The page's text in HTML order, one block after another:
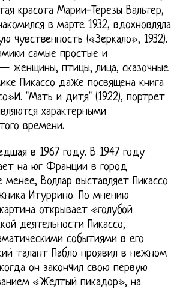
красота Марии-Терезы Вальтер,
в марте 1932, вдохновляла
чувственность («Зеркало», 1932).
самые простые и
женщины, птицы, лица, сказочные
Пикассо даже посвящена книга
"Мать и дитя" (1922), портрет
характерными
времени.
в 1967 году. В 1947 году
на юг Франции в город
менее, Воллар выставляет Пикассо
Итуррино. По мнению
открывает «голубой
деятельности Пикассо,
событиями в его
талант Пабло проявил в нежном
он закончил свою первую
«Желтый пикадор», на